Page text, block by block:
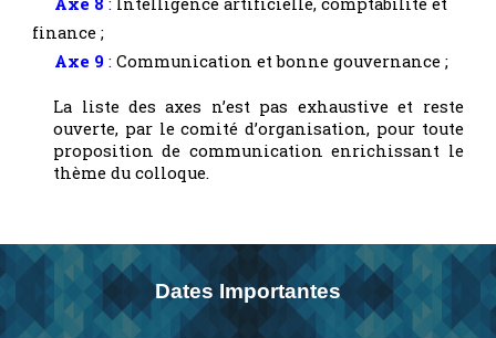
finance;
Axe 9 : Communication et bonne gouvernance ;
La liste des axes n’est pas exhaustive et reste
ouverte, par le comité d’organisation, pour toute
proposition de communication enrichissant le
thème du colloque.
Dates Importantes